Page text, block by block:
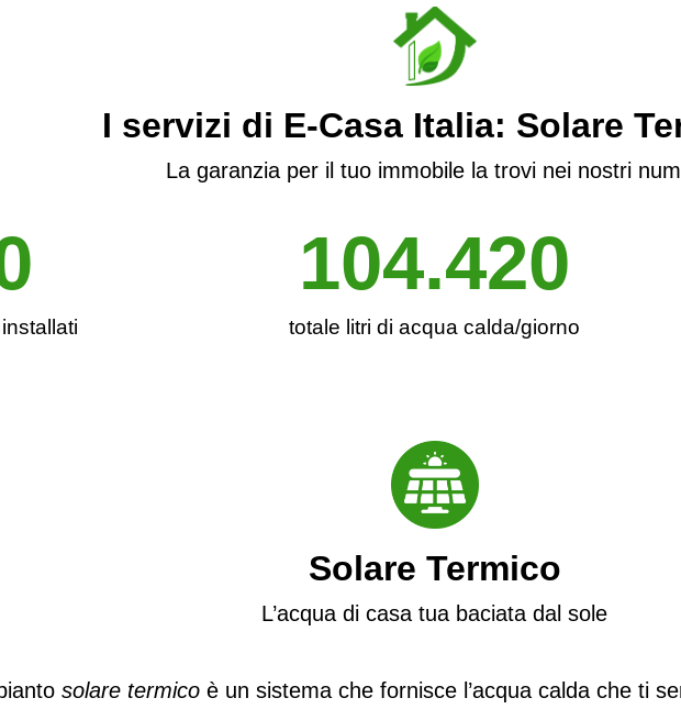
I servizi di E-Casa Italia: Solare
La garanzia per il tuo immobile la trovi nei nostri
totale litri di acqua calda/giorno
104.420
Solare Termico
L’acqua di casa tua baciata dal sole
solare termico è un sistema che fornisce l’acqua calda che ti